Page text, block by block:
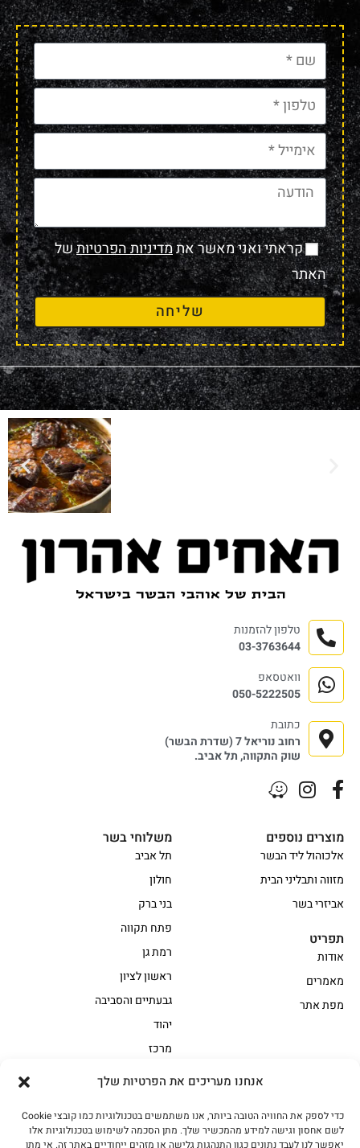
אנחנו מעריכים את הפרטיות שלך
כדי לספק את החוויה הטובה ביותר, אנו משתמשים בטכנולוגיות כמו קובצי Cookie
לשם אחסון וגישה למידע מהמכשיר שלך. מתן הסכמה לשימוש בטכנולוגיות אלו
יאפשר לנו לעבד נתונים כגון התנהגות גלישה או מזהים ייחודיים באתר זה. אי מתן
קראתי ואני מאשר אתמדיניות הפרטיותשל
האתר
שליחה
אווז
בשר בקר משובח
בשר בקר עגלה משובח
בשר למעשנת
משלוחי בשר
תל אביב
חולון
בני ברק
פתח תקווה
רמת גן
ראשון לציון
גבעתיים והסביבה
יהוד
מרכז
מוצרים נוספים
אלכוהול ליד הבשר
מזווה ותבליני הבית
אביזרי בשר
תפריט
אודות
מאמרים
מפת אתר
טלפון להזמנות
03-3763644
וואטסאפ
050-5222505
כתובת
רחוב נוריאל 7 (שדרת הבשר)
שוק התקווה, תל אביב.